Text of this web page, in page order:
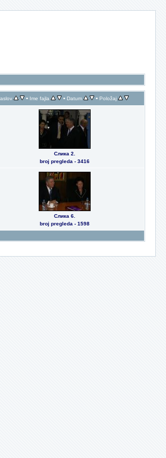
• Ime fajla • Datum • Položaj
Слика 2.
broj pregleda - 3416
Слика 6.
broj pregleda - 1598